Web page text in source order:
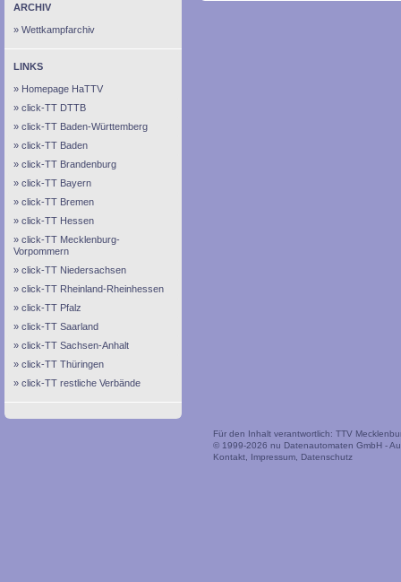
ARCHIV
Wettkampfarchiv
LINKS
Homepage HaTTV
click-TT DTTB
click-TT Baden-Württemberg
click-TT Baden
click-TT Brandenburg
click-TT Bayern
click-TT Bremen
click-TT Hessen
click-TT Mecklenburg-
Vorpommern
click-TT Niedersachsen
click-TT Rheinland-Rheinhessen
click-TT Pfalz
click-TT Saarland
click-TT Sachsen-Anhalt
click-TT Thüringen
click-TT restliche Verbände
Für den Inhalt verantwortlich: TTV
© 1999-2026 nu Datenautomaten GmbH -
Kontakt
Impressum Datenschutz